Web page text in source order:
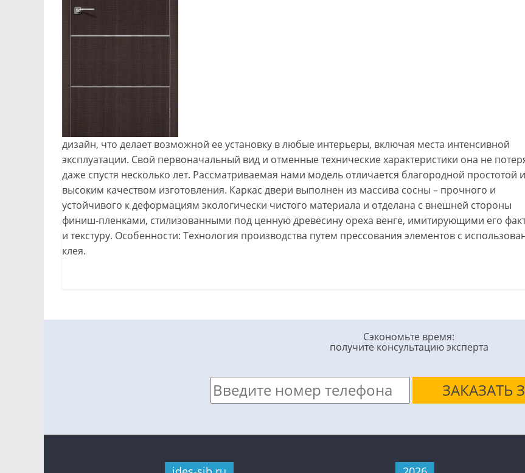
дизайн, что делает возможной ее установку в любые интерьеры, включая места интенсивной
эксплуатации. Свой первоначальный вид и отменные технические характеристики она не
даже спустя несколько лет. Рассматриваемая нами модель отличается благородной простотой и
высоким качеством изготовления. Каркас двери выполнен из массива сосны – прочного и
устойчивого к деформациям экологически чистого материала и отделана с внешней стороны
финиш-пленками, стилизованными под ценную древесину ореха венге, имитирующими его
и текстуру. Особенности: Технология производства путем прессования элементов с
клея.
Сэкономьте время:
получите консультацию эксперта